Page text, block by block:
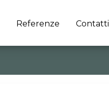
Referenze Contatti